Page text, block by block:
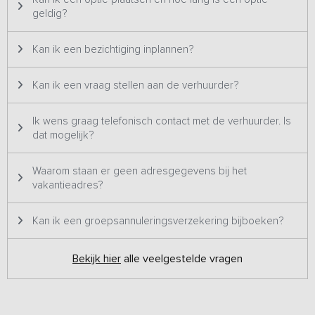
geldig?
Kan ik een bezichtiging inplannen?
Kan ik een vraag stellen aan de verhuurder?
Ik wens graag telefonisch contact met de verhuurder. Is
dat mogelijk?
Waarom staan er geen adresgegevens bij het
vakantieadres?
Kan ik een groepsannuleringsverzekering bijboeken?
Bekijk hier alle veelgestelde vragen